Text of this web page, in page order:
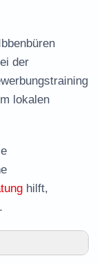
der
lokalen
hilft,